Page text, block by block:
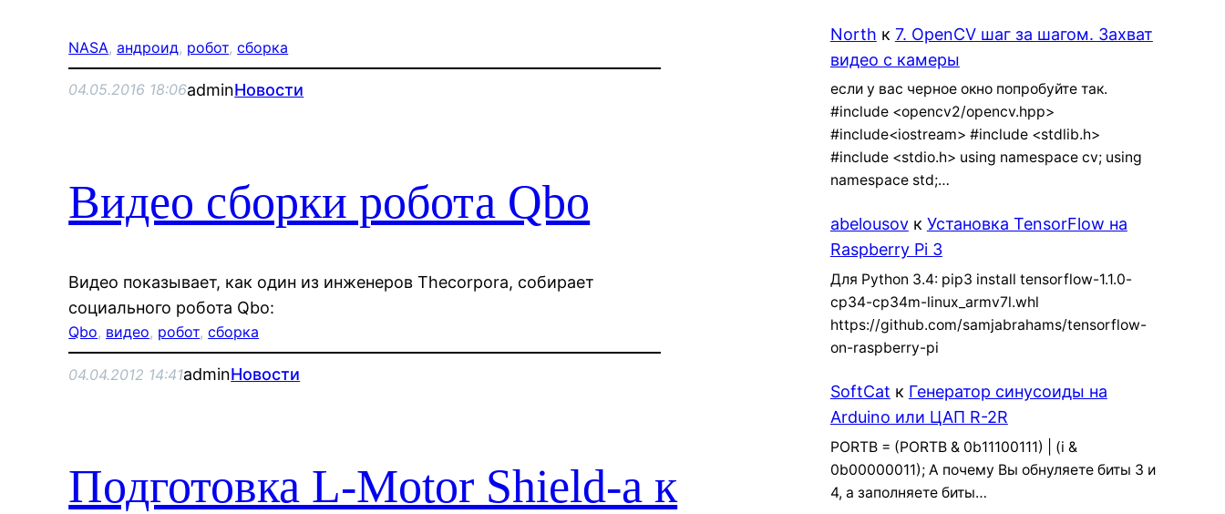
NASA, андроид, робот, сборка
04.05.2016 18:06adminНовости
Видео сборки робота Qbo
Видео показывает, как один из инженеров Thecorpora, собирает
социального робота Qbo:
Qbo, видео, робот, сборка
04.04.2012 14:41adminНовости
Подготовка L-Motor Shield-а к
North к 7. OpenCV шаг за шагом. Захват
видео с камеры
если у вас черное окно попробуйте так.
#include <opencv2/opencv.hpp>
#include<iostream> #include <stdlib.h>
#include <stdio.h> using namespace cv; using
namespace std;…
abelousovк Установка TensorFlow на
Raspberry Pi 3
Для Python 3.4: pip3 install tensorflow-1.1.0-
cp34-cp34m-linux_armv7l.whl
https://github.com/samjabrahams/tensorflow-
on-raspberry-pi
SoftCat к Генератор синусоиды на
Arduino или ЦАП R-2R
PORTB = (PORTB & 0b11100111) | (i &
0b00000011); А почему Вы обнуляете биты 3 и
4, а заполняете биты…